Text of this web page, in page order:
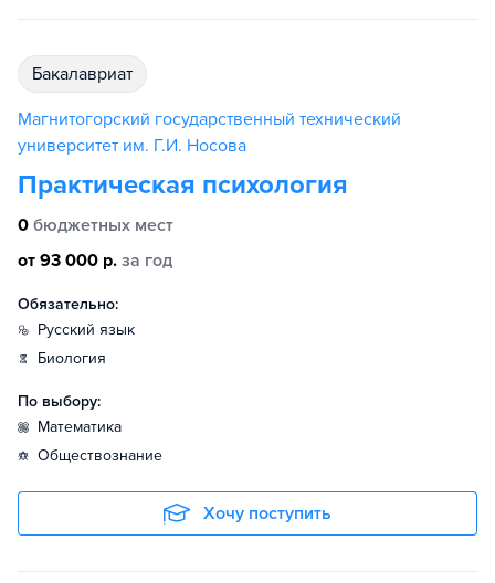
бакалавриат
Магнитогорский государственный технический
университет им. Г.И. Носова
Практическая психология
0 бюджетных мест
от 93 000 р. за год
Обязательно:
русский язык
биология
По выбору:
математика
обществознание
Хочу поступить